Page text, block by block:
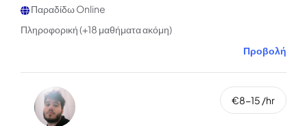
Παραδίδω Online
Πληροφορική (+18 μαθήματα ακόμη)
Προβολή
€8-15 /hr